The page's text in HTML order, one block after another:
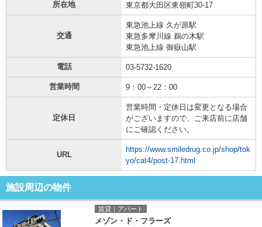
所在地 東京都大田区東嶺町30-17
交通
東急池上線 久が原駅
東急多摩川線 鵜の木駅
東急池上線 御嶽山駅
電話 03-5732-1620
営業時間 9：00～22：00
定休日
営業時間・定休日は変更となる場合
がございますので、ご来店前に店舗
にご確認ください。
URL
https://www.smiledrug.co.jp/shop/tok
yo/cat4/post-17.html
施設周辺の物件
賃貸｜アパート
メゾン・ド・フラーズ